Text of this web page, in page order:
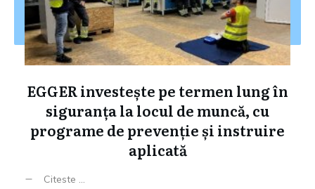
EGGER investește pe termen lung în
siguranța la locul de muncă, cu
programe de prevenție și instruire
aplicată
Citeste ...